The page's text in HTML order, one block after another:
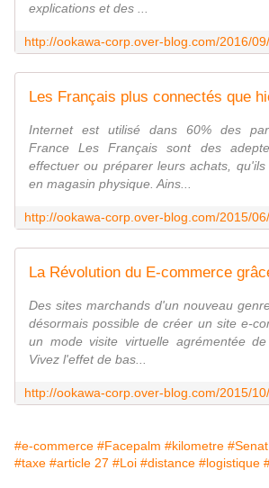
explications et des ...
Internet est utilisé dans 60% des
France Les Français sont des
effectuer ou préparer leurs achats,
en magasin physique. Ains...
Des sites marchands d'un nouveau
désormais possible de créer un site e-
un mode visite virtuelle agrémentée
Vivez l'effet de bas...
#e-commerce #Facepalm #kilometre #Senat
#taxe #article 27 #Loi #distance #logistique